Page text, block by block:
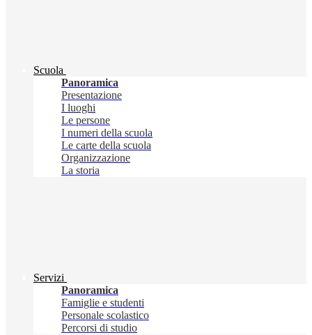
Scuola
Panoramica
Presentazione
I luoghi
Le persone
I numeri della scuola
Le carte della scuola
Organizzazione
La storia
Servizi
Panoramica
Famiglie e studenti
Personale scolastico
Percorsi di studio